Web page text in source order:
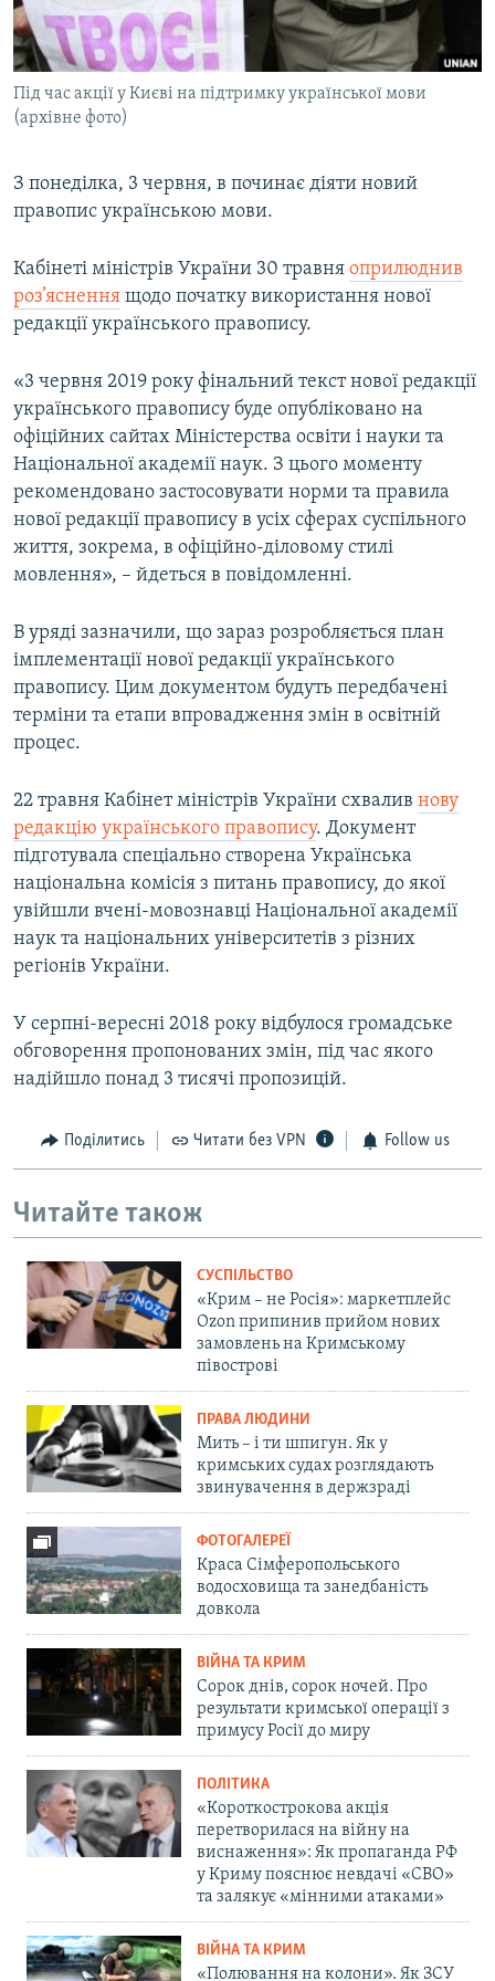
ВІДЕОУРОКИ «ELIFBE»
СВІДЧЕННЯ ОКУПАЦІЇ
УКРАЇНСЬКА ПРОБЛЕМА КРИМУ
Русский
Qırımtatar
Під час акції у Києві на підтримку української мови
(архівне фото)
З понеділка, 3 червня, в починає діяти новий
правопис українською мови.
Кабінеті міністрів України 30 травня оприлюднив
роз’яснення щодо початку використання нової
редакції українського правопису.
«3 червня 2019 року фінальний текст нової редакції
українського правопису буде опубліковано на
офіційних сайтах Міністерства освіти і науки та
Національної академії наук. З цього моменту
рекомендовано застосовувати норми та правила
нової редакції правопису в усіх сферах суспільного
життя, зокрема, в офіційно-діловому стилі
мовлення», – йдеться в повідомленні.
В уряді зазначили, що зараз розробляється план
імплементації нової редакції українського
правопису. Цим документом будуть передбачені
терміни та етапи впровадження змін в освітній
процес.
22 травня Кабінет міністрів України схвалив нову
редакцію українського правопису. Документ
підготувала спеціально створена Українська
національна комісія з питань правопису, до якої
увійшли вчені-мовознавці Національної академії
наук та національних університетів з різних
регіонів України.
У серпні-вересні 2018 року відбулося громадське
обговорення пропонованих змін, під час якого
надійшло понад 3 тисячі пропозицій.
Поділитись Читати без VPN Follow us
Читайте також
СУСПІЛЬСТВО
«Крим – не Росія»: маркетплейс
Ozon припинив прийом нових
замовлень на Кримському
півострові
ПРАВА ЛЮДИНИ
Мить – і ти шпигун. Як у
кримських судах розглядають
звинувачення в держзраді
ФОТОГАЛЕРЕЇ
Краса Сімферопольського
водосховища та занедбаність
довкола
ВІЙНА ТА КРИМ
Сорок днів, сорок ночей. Про
результати кримської операції з
примусу Росії до миру
ПОЛІТИКА
«Короткострокова акція
перетворилася на війну на
виснаження»: Як пропаганда РФ
у Криму пояснює невдачі «СВО»
та залякує «мінними атаками»
ВІЙНА ТА КРИМ
«Полювання на колони». Як ЗСУ